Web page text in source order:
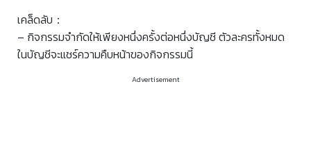
เคล็ดลับ：
– กิจกรรมจำกัดให้เพียงหนึ่งครั้งต่อหนึ่งบัญชี ตัวละครทั้งหมด
ในบัญชีจะแชร์ความคืบหน้าของกิจกรรมนี้
Advertisement